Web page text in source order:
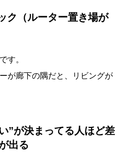
ク（ルーター置き場が
す。
が廊下の隅だと、リビングが
”が決まってる人ほど差
出る